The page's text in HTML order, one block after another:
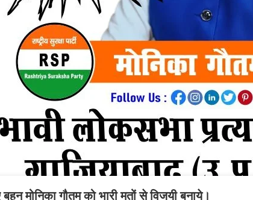
मोनिका गौतम को भारी मतों से विजयी बनाये।